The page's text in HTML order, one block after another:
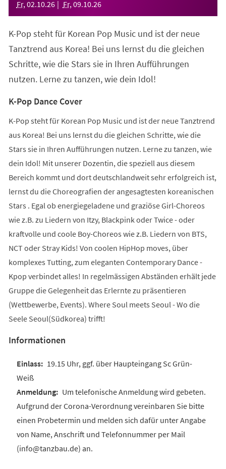
Fr, 02.10.26 Fr, 09.10.26
K-Pop steht für Korean Pop Music und ist der neue
Tanztrend aus Korea! Bei uns lernst du die gleichen
Schritte, wie die Stars sie in Ihren Aufführungen
nutzen. Lerne zu tanzen, wie dein Idol!
K-Pop Dance Cover
K-Pop steht für Korean Pop Music und ist der neue Tanztrend
aus Korea! Bei uns lernst du die gleichen Schritte, wie die
Stars sie in Ihren Aufführungen nutzen. Lerne zu tanzen, wie
dein Idol! Mit unserer Dozentin, die speziell aus diesem
Bereich kommt und dort deutschlandweit sehr erfolgreich ist,
lernst du die Choreografien der angesagtesten koreanischen
Stars . Egal ob energiegeladene und graziöse Girl-Choreos
wie z.B. zu Liedern von Itzy, Blackpink oder Twice - oder
kraftvolle und coole Boy-Choreos wie z.B. Liedern von BTS,
NCT oder Stray Kids! Von coolen HipHop moves, über
komplexes Tutting, zum eleganten Contemporary Dance -
Kpop verbindet alles! In regelmässigen Abständen erhält jede
Gruppe die Gelegenheit das Erlernte zu präsentieren
(Wettbewerbe, Events). Where Soul meets Seoul - Wo die
Seele Seoul(Südkorea) trifft!
Informationen
19.15 Uhr, ggf. über Haupteingang Sc Grün-
Weiß
Um telefonische Anmeldung wird gebeten.
Aufgrund der Corona-Verordnung vereinbaren Sie bitte
einen Probetermin und melden sich dafür unter Angabe
von Name, Anschrift und Telefonnummer per Mail
(info@tanzbau.de) an.